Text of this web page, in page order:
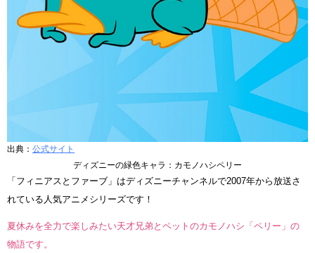
出典： 公式サイト
ディズニーの緑色キャラ：カモノハシペリー
「フィニアスとファーブ」はディズニーチャンネルで2007年から放送さ
れている人気アニメシリーズです！
夏休みを全力で楽しみたい天才兄弟とペットのカモノハシ「ペリー」の
物語です。